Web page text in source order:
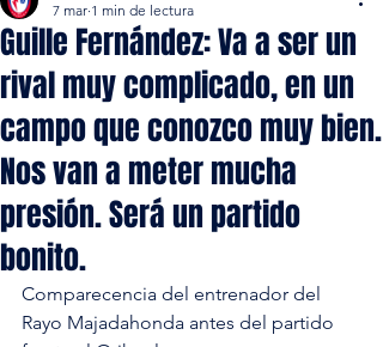
Guille Fernández: Va a ser un
rival muy complicado, en un
campo que conozco muy bien.
Nos van a meter mucha
presión. Será un partido
bonito.
7 mar 1 min de lectura
Comparecencia del entrenador del
Rayo Majadahonda antes del partido